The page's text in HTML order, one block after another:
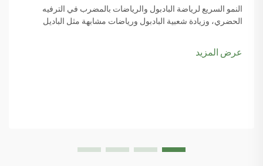
النمو السريع لرياضة البادبول والرياضات بالمضرب في الترفيه
الحضري، وزيادة شعبية البادبول ورياضات مشابهة مثل الباديل
عرض المزيد